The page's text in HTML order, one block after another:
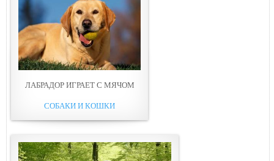
ЛАБРАДОР ИГРАЕТ С МЯЧОМ
СОБАКИ И КОШКИ